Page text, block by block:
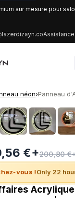
sur mesure pour
néon›Panneau
€+200,80
vous !Only 22